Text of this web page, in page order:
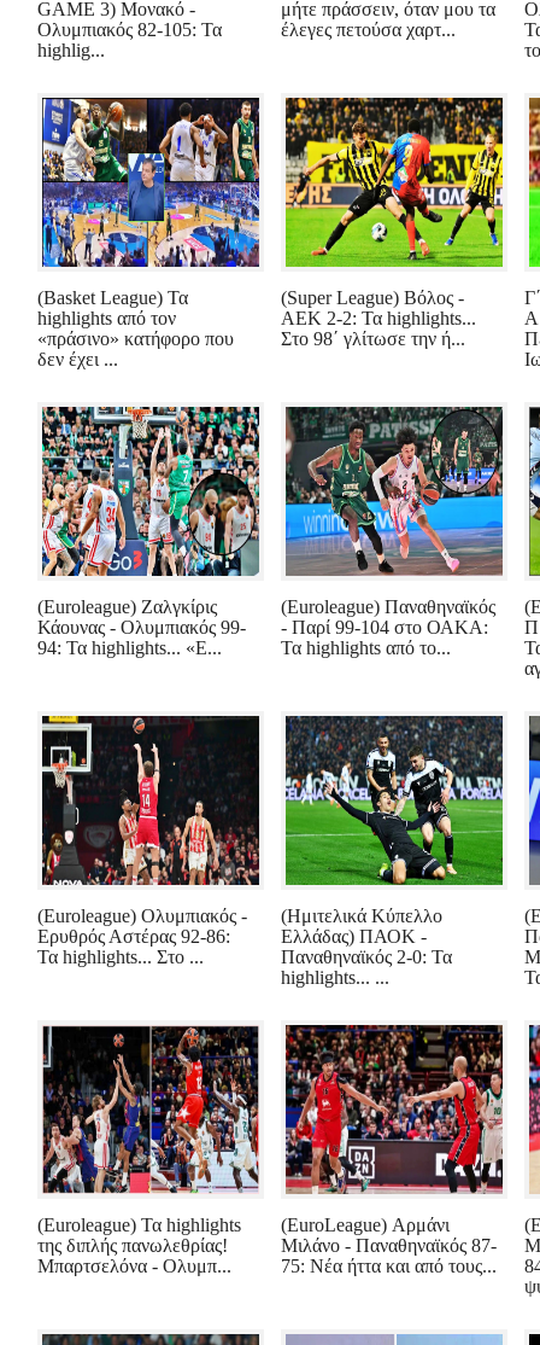
GAME 3) Μονακό -
Ολυμπιακός 82-105: Τα
highlig...
μήτε πράσσειν, όταν μου τα
έλεγες πετούσα χαρτ...
(Basket League) Τα
highlights από τον
«πράσινο» κατήφορο που
δεν έχει ...
(Super League) Βόλος -
ΑΕΚ 2-2: Τα highlights...
Στο 98΄ γλίτωσε την ή...
(Euroleague) Ζαλγκίρις
Κάουνας - Ολυμπιακός 99-
94: Τα highlights... «Ε...
(Euroleague) Παναθηναϊκός
- Παρί 99-104 στο ΟΑΚΑ:
Τα highlights από το...
(Euroleague) Ολυμπιακός -
Ερυθρός Αστέρας 92-86:
Τα highlights... Στο ...
(Ημιτελικά Κύπελλο
Ελλάδας) ΠΑΟΚ -
Παναθηναϊκός 2-0: Τα
highlights... ...
(Euroleague) Τα highlights
της διπλής πανωλεθρίας!
Μπαρτσελόνα - Ολυμπ...
(EuroLeague) Αρμάνι
Μιλάνο - Παναθηναϊκός 87-
75: Νέα ήττα και από τους...